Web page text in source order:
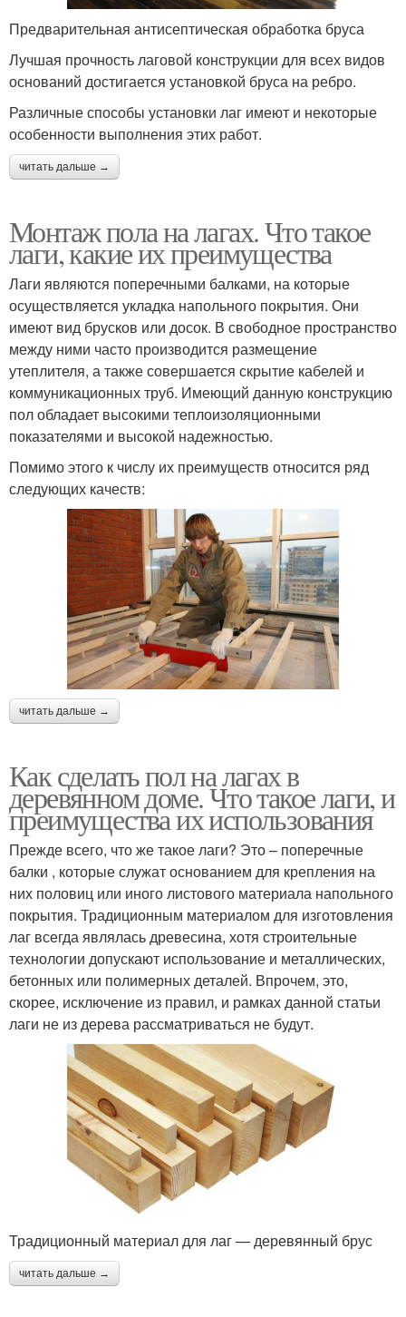
Предварительная антисептическая обработка бруса
Лучшая прочность лаговой конструкции для всех видов
оснований достигается установкой бруса на ребро.
Различные способы установки лаг имеют и некоторые
особенности выполнения этих работ.
читать дальше →
Монтаж пола на лагах. Что такое
лаги, какие их преимущества
Лаги являются поперечными балками, на которые
осуществляется укладка напольного покрытия. Они
имеют вид брусков или досок. В свободное пространство
между ними часто производится размещение
утеплителя, а также совершается скрытие кабелей и
коммуникационных труб. Имеющий данную конструкцию
пол обладает высокими теплоизоляционными
показателями и высокой надежностью.
Помимо этого к числу их преимуществ относится ряд
следующих качеств:
читать дальше →
Как сделать пол на лагах в
деревянном доме. Что такое лаги, и
преимущества их использования
Прежде всего, что же такое лаги? Это – поперечные
балки , которые служат основанием для крепления на
них половиц или иного листового материала напольного
покрытия. Традиционным материалом для изготовления
лаг всегда являлась древесина, хотя строительные
технологии допускают использование и металлических,
бетонных или полимерных деталей. Впрочем, это,
скорее, исключение из правил, и рамках данной статьи
лаги не из дерева рассматриваться не будут.
Традиционный материал для лаг — деревянный брус
читать дальше →